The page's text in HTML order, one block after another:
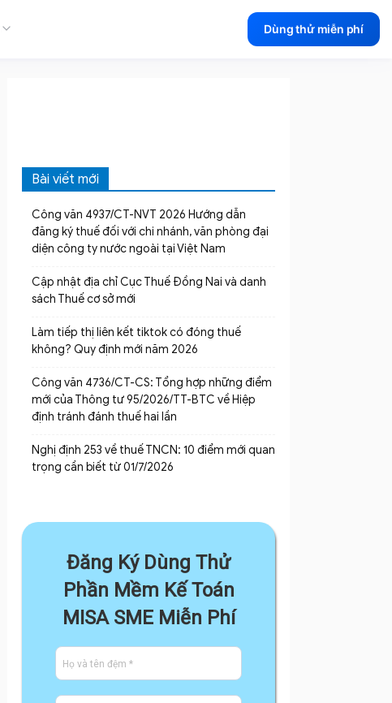
Dùng thử miễn phí
Bài viết mới
Công văn 4937/CT-NVT 2026 Hướng dẫn
đăng ký thuế đối với chi nhánh, văn phòng đại
diện công ty nước ngoài tại Việt Nam
Cập nhật địa chỉ Cục Thuế Đồng Nai và danh
sách Thuế cơ sở mới
Làm tiếp thị liên kết tiktok có đóng thuế
không? Quy định mới năm 2026
Công văn 4736/CT-CS: Tổng hợp những điểm
mới của Thông tư 95/2026/TT-BTC về Hiệp
định tránh đánh thuế hai lần
Nghị định 253 về thuế TNCN: 10 điểm mới quan
trọng cần biết từ 01/7/2026
Đăng Ký Dùng Thử
Phần Mềm Kế Toán
MISA SME Miễn Phí